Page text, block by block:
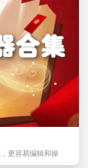
更容易编辑和操